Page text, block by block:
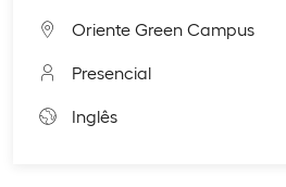
Oriente Green Campus
Presencial
Inglês